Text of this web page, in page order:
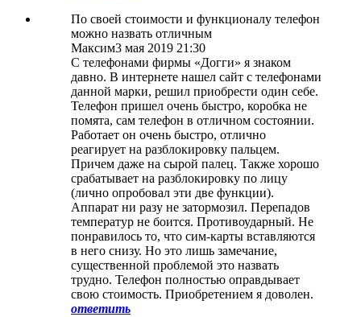
По своей стоимости и функционалу телефон
можно назвать отличным
Максим3 мая 2019 21:30
С телефонами фирмы «Догги» я знаком
давно. В интернете нашел сайт с телефонами
данной марки, решил приобрести один себе.
Телефон пришел очень быстро, коробка не
помята, сам телефон в отличном состоянии.
Работает он очень быстро, отлично
реагирует на разблокировку пальцем.
Причем даже на сырой палец. Также хорошо
срабатывает на разблокировку по лицу
(лично опробовал эти две функции).
Аппарат ни разу не затормозил. Перепадов
температур не боится. Противоударный. Не
понравилось то, что сим-карты вставляются
в него снизу. Но это лишь замечание,
существенной проблемой это назвать
трудно. Телефон полностью оправдывает
свою стоимость. Приобретением я доволен.
ответить